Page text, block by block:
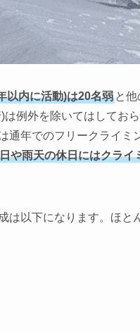
以内に活動)は20名弱 と
例外を除いてはしておら
通年でのフリークライ
や雨天の休日にはクライ
以下になります。ほと